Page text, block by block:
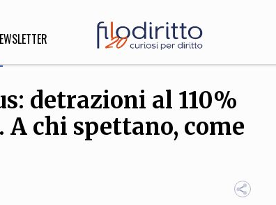
DIRITTO
detrazioni al 110%
chi spettano, come